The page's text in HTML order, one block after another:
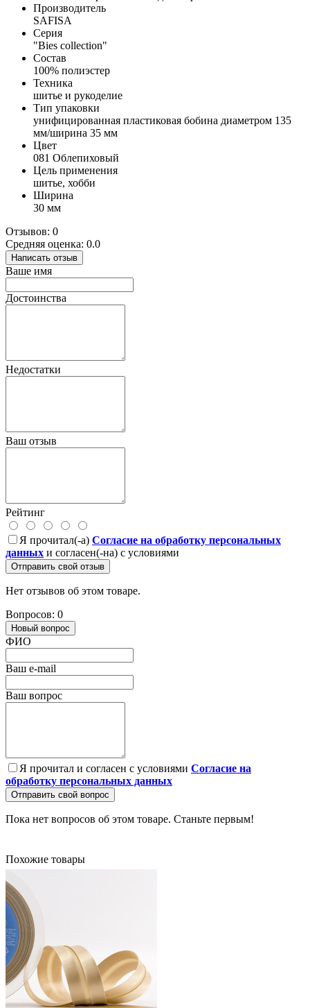
Производитель
SAFISA
Серия
"Bies collection"
Состав
100% полиэстер
Техника
шитье и рукоделие
Тип упаковки
унифицированная пластиковая бобина диаметром 135
мм/ширина 35 мм
Цвет
081 Облепиховый
Цель применения
шитье, хобби
Ширина
30 мм
Отзывов: 0
Средняя оценка: 0.0
Написать отзыв
Ваше имя
Достоинства
Недостатки
Ваш отзыв
Рейтинг
Я прочитал(-а) Согласие на обработку персональных
данных и согласен(-на) с условиями
Отправить свой отзыв
Нет отзывов об этом товаре.
Вопросов: 0
Новый вопрос
ФИО
Ваш e-mail
Ваш вопрос
Я прочитал и согласен с условиями Согласие на
обработку персональных данных
Отправить свой вопрос
Пока нет вопросов об этом товаре. Станьте первым!
Похожие товары